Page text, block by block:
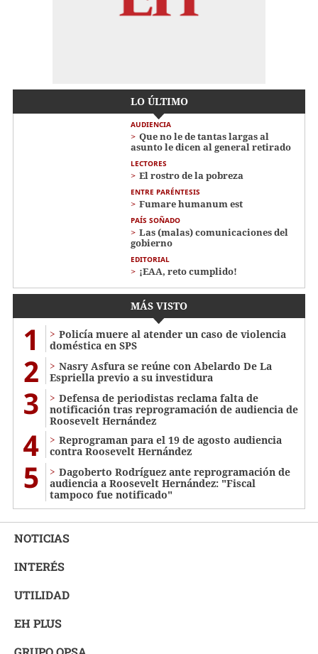
LO ÚLTIMO
AUDIENCIA
Que no le de tantas largas al
asunto le dicen al general retirado
LECTORES
El rostro de la pobreza
ENTRE PARÉNTESIS
Fumare humanum est
PAÍS SOÑADO
Las (malas) comunicaciones del
gobierno
EDITORIAL
¡EAA, reto cumplido!
MÁS VISTO
1
Policía muere al atender un caso de violencia
doméstica en SPS
2
Nasry Asfura se reúne con Abelardo De La
Espriella previo a su investidura
3
Defensa de periodistas reclama falta de
notificación tras reprogramación de audiencia de
Roosevelt Hernández
4
Reprograman para el 19 de agosto audiencia
contra Roosevelt Hernández
5
Dagoberto Rodríguez ante reprogramación de
audiencia a Roosevelt Hernández: "Fiscal
tampoco fue notificado"
NOTICIAS
INTERÉS
UTILIDAD
EH PLUS